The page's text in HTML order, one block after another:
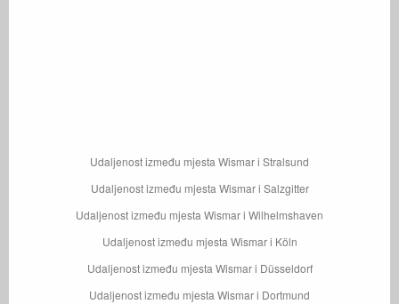
Udaljenost između mjesta Wismar i Stralsund
Udaljenost između mjesta Wismar i Salzgitter
Udaljenost između mjesta Wismar i Wilhelmshaven
Udaljenost između mjesta Wismar i Köln
Udaljenost između mjesta Wismar i Düsseldorf
Udaljenost između mjesta Wismar i Dortmund